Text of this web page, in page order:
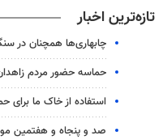
تازه‌ترین اخبار
چابهاری‌ها همچنان در
حماسه حضور مردم زاهدان
استفاده از خاک ما
صد و پنجاه و هفتمین